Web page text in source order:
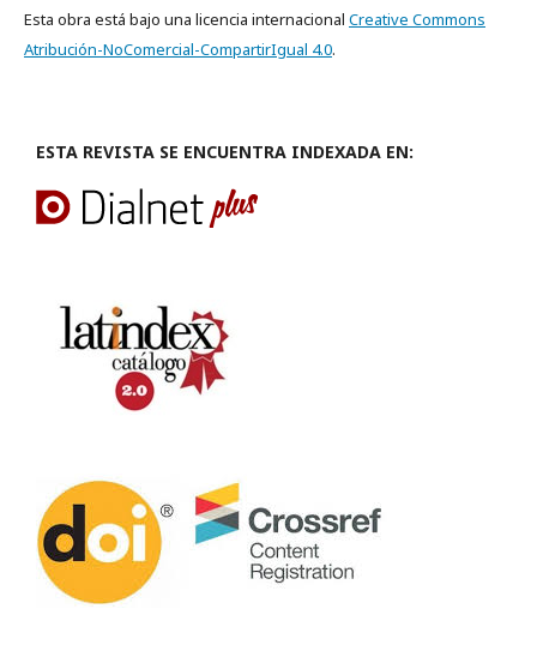
Esta obra está bajo una licencia internacional Creative Commons
Atribución-NoComercial-CompartirIgual 4.0.
ESTA REVISTA SE ENCUENTRA INDEXADA EN: